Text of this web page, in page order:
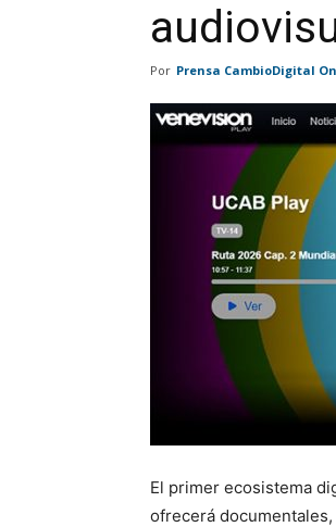
Por Prensa CambioDigital
El primer ecosistema
ofrecerá